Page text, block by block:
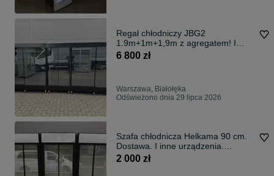
Regał chłodniczy JBG2
1.9m+1m+1,9m z agregatem! I
inne. GWARANCJA!!!
6 800 zł
Warszawa, Białołęka
Odświeżono dnia 29 lipca 2026
Szafa chłodnicza Helkama 90 cm.
Dostawa. I inne urządzenia.
GWARANCJA!
2 000 zł